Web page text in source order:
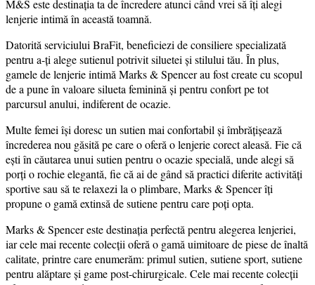
M&S este destinația ta de încredere atunci când vrei să îți alegi
lenjerie intimă în această toamnă.
Datorită serviciului BraFit, beneficiezi de consiliere specializată
pentru a-ți alege sutienul potrivit siluetei și stilului tău. În plus,
gamele de lenjerie intimă Marks & Spencer au fost create cu scopul
de a pune în valoare silueta feminină și pentru confort pe tot
parcursul anului, indiferent de ocazie.
Multe femei își doresc un sutien mai confortabil și îmbrățișează
încrederea nou găsită pe care o oferă o lenjerie corect aleasă. Fie că
ești în căutarea unui sutien pentru o ocazie specială, unde alegi să
porți o rochie elegantă, fie că ai de gând să practici diferite activități
sportive sau să te relaxezi la o plimbare, Marks & Spencer îți
propune o gamă extinsă de sutiene pentru care poți opta.
Marks & Spencer este destinația perfectă pentru alegerea lenjeriei,
iar cele mai recente colecții oferă o gamă uimitoare de piese de înaltă
calitate, printre care enumerăm: primul sutien, sutiene sport, sutiene
pentru alăptare și game post-chirurgicale. Cele mai recente colecții